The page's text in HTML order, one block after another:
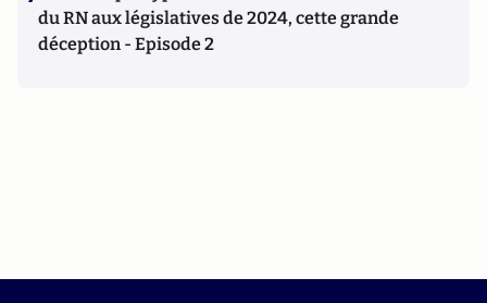
du RN aux législatives de 2024, cette grande
déception - Episode 2